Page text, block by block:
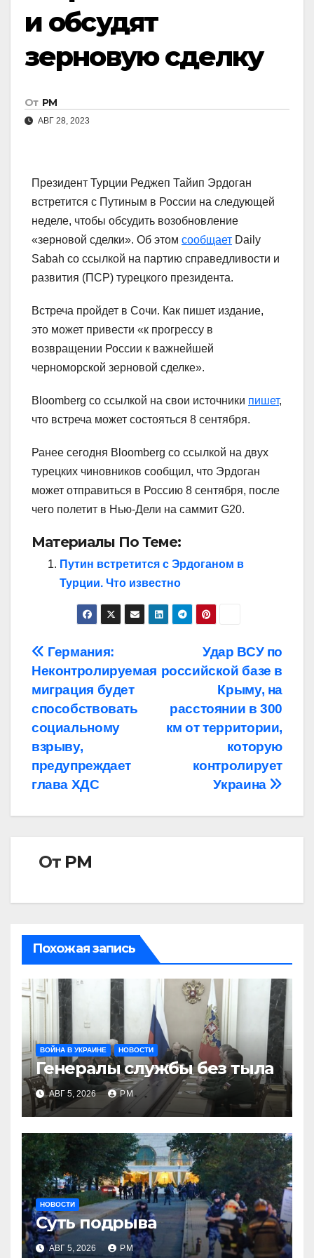
и обсудят
зерновую сделку
От РМ
АВГ 28, 2023
Президент Турции Реджеп Тайип Эрдоган
встретится с Путиным в России на следующей
неделе, чтобы обсудить возобновление
«зерновой сделки». Об этом сообщает Daily
Sabah со ссылкой на партию справедливости и
развития (ПСР) турецкого президента.
Встреча пройдет в Сочи. Как пишет издание,
это может привести «к прогрессу в
возвращении России к важнейшей
черноморской зерновой сделке».
Bloomberg со ссылкой на свои источники пишет,
что встреча может состояться 8 сентября.
Ранее сегодня Bloomberg со ссылкой на двух
турецких чиновников сообщил, что Эрдоган
может отправиться в Россию 8 сентября, после
чего полетит в Нью-Дели на саммит G20.
Материалы По Теме:
Путин встретится с Эрдоганом в
Турции. Что известно
Навигация
по
записям
Удар ВСУ по
российской базе в
Крыму, на
расстоянии в 300
км от территории,
которую
контролирует
Украина
Германия:
Неконтролируемая
миграция будет
способствовать
социальному
взрыву,
предупреждает
глава ХДС
От РМ
Похожая запись
ВОЙНА В УКРАИНЕ НОВОСТИ
Генералы службы без тыла
АВГ 5, 2026 РМ
НОВОСТИ
Суть подрыва
АВГ 5, 2026 РМ